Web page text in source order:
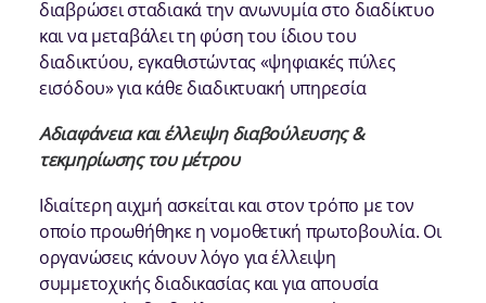
διαβρώσει σταδιακά την ανωνυμία στο διαδίκτυο
και να μεταβάλει τη φύση του ίδιου του
διαδικτύου, εγκαθιστώντας «ψηφιακές πύλες
εισόδου» για κάθε διαδικτυακή υπηρεσία
Αδιαφάνεια και έλλειψη διαβούλευσης &
τεκμηρίωσης του μέτρου
Ιδιαίτερη αιχμή ασκείται και στον τρόπο με τον
οποίο προωθήθηκε η νομοθετική πρωτοβουλία. Οι
οργανώσεις κάνουν λόγο για έλλειψη
συμμετοχικής διαδικασίας και για απουσία